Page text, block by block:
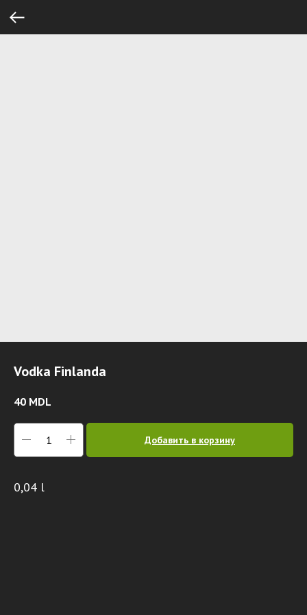
Vodka Finlanda
40 MDL
Добавить в корзину
0,04 l